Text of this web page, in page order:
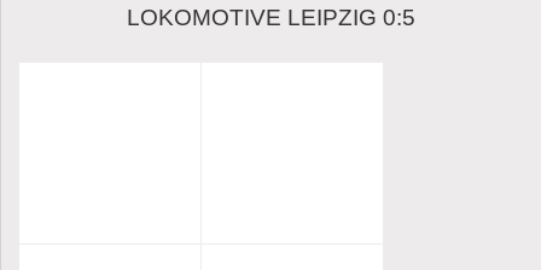
LOKOMOTIVE LEIPZIG 0:5